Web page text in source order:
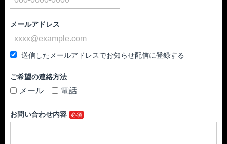
メールアドレス
送信したメールアドレスでお知らせ配信に登録する
ご希望の連絡方法
メール 電話
お問い合わせ内容